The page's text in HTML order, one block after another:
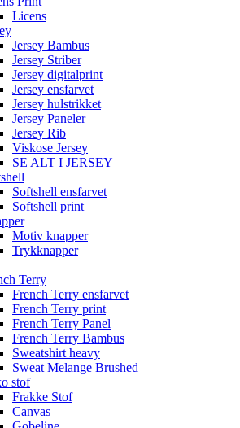
Licens
Jersey Bambus
Jersey Striber
Jersey digitalprint
Jersey ensfarvet
Jersey hulstrikket
Jersey Paneler
Jersey Rib
Viskose Jersey
SE ALT I JERSEY
Softshell ensfarvet
Softshell print
Motiv knapper
Trykknapper
Terry
French Terry ensfarvet
French Terry print
French Terry Panel
French Terry Bambus
Sweatshirt heavy
Sweat Melange Brushed
stof
Frakke Stof
Canvas